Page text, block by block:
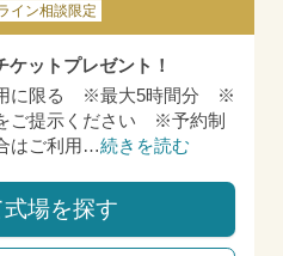
イン相談限定
ケットプレゼント！
用に限る ※最大5時間分 ※
ご提示ください ※予約制
はご利用 …続きを読む
場を探す